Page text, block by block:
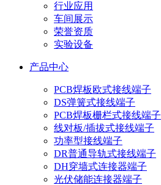
行业应用
车间展示
荣誉资质
实验设备
产品中心
PCB焊板欧式接线端子
DS弹簧式接线端子
PCB焊板栅栏式接线端子
线对板/插拔式接线端子
功率型接线端子
DR普通导轨式接线端子
DH穿墙式连接器端子
光伏储能连接器端子